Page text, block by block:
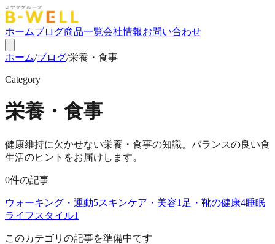
ホームブログ商品一覧会社情報お問い合わせ
ホーム/ブログ/栄養・食事
Category
栄養・食事
健康維持に欠かせない栄養・食事の知識。バランスの良い食
生活のヒントをお届けします。
0件の記事
ウォーキング・運動5スキンケア・美容1 足・靴の健康4睡眠
ライフスタイル1
このカテゴリの記事を準備中です